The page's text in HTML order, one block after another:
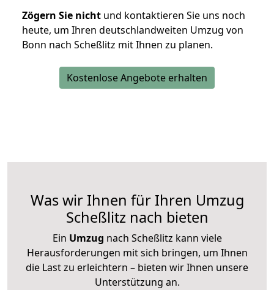
Zögern Sie nicht und kontaktieren Sie uns noch
heute, um Ihren deutschlandweiten Umzug von
Bonn nach Scheßlitz mit Ihnen zu planen.
Kostenlose Angebote erhalten
Was wir Ihnen für Ihren Umzug
Scheßlitz nach bieten
Ein Umzug nach Scheßlitz kann viele
Herausforderungen mit sich bringen, um Ihnen
die Last zu erleichtern – bieten wir Ihnen unsere
Unterstützung an.